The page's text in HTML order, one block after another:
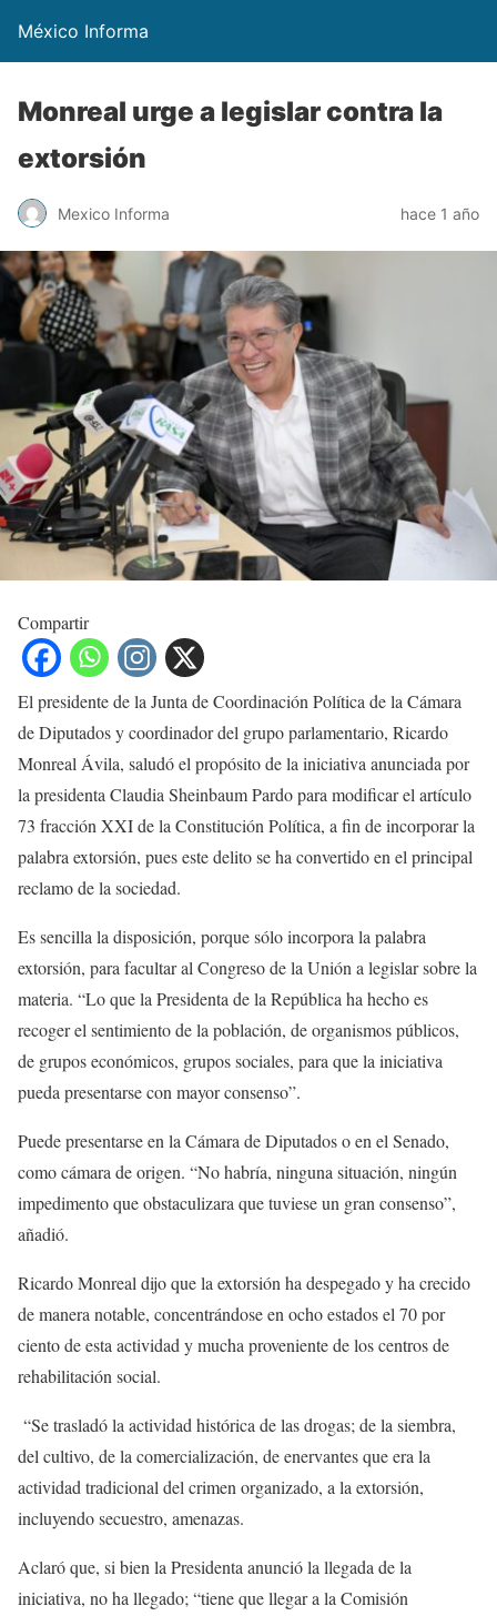
México Informa
Monreal urge a legislar contra la
extorsión
Mexico Informa hace 1 año
Compartir
El presidente de la Junta de Coordinación Política de la Cámara
de Diputados y coordinador del grupo parlamentario, Ricardo
Monreal Ávila, saludó el propósito de la iniciativa anunciada por
la presidenta Claudia Sheinbaum Pardo para modificar el artículo
73 fracción XXI de la Constitución Política, a fin de incorporar la
palabra extorsión, pues este delito se ha convertido en el principal
reclamo de la sociedad.
Es sencilla la disposición, porque sólo incorpora la palabra
extorsión, para facultar al Congreso de la Unión a legislar sobre la
materia. “Lo que la Presidenta de la República ha hecho es
recoger el sentimiento de la población, de organismos públicos,
de grupos económicos, grupos sociales, para que la iniciativa
pueda presentarse con mayor consenso”.
Puede presentarse en la Cámara de Diputados o en el Senado,
como cámara de origen. “No habría, ninguna situación, ningún
impedimento que obstaculizara que tuviese un gran consenso”,
añadió.
Ricardo Monreal dijo que la extorsión ha despegado y ha crecido
de manera notable, concentrándose en ocho estados el 70 por
ciento de esta actividad y mucha proveniente de los centros de
rehabilitación social.
“Se trasladó la actividad histórica de las drogas; de la siembra,
del cultivo, de la comercialización, de enervantes que era la
actividad tradicional del crimen organizado, a la extorsión,
incluyendo secuestro, amenazas.
Aclaró que, si bien la Presidenta anunció la llegada de la
iniciativa, no ha llegado; “tiene que llegar a la Comisión